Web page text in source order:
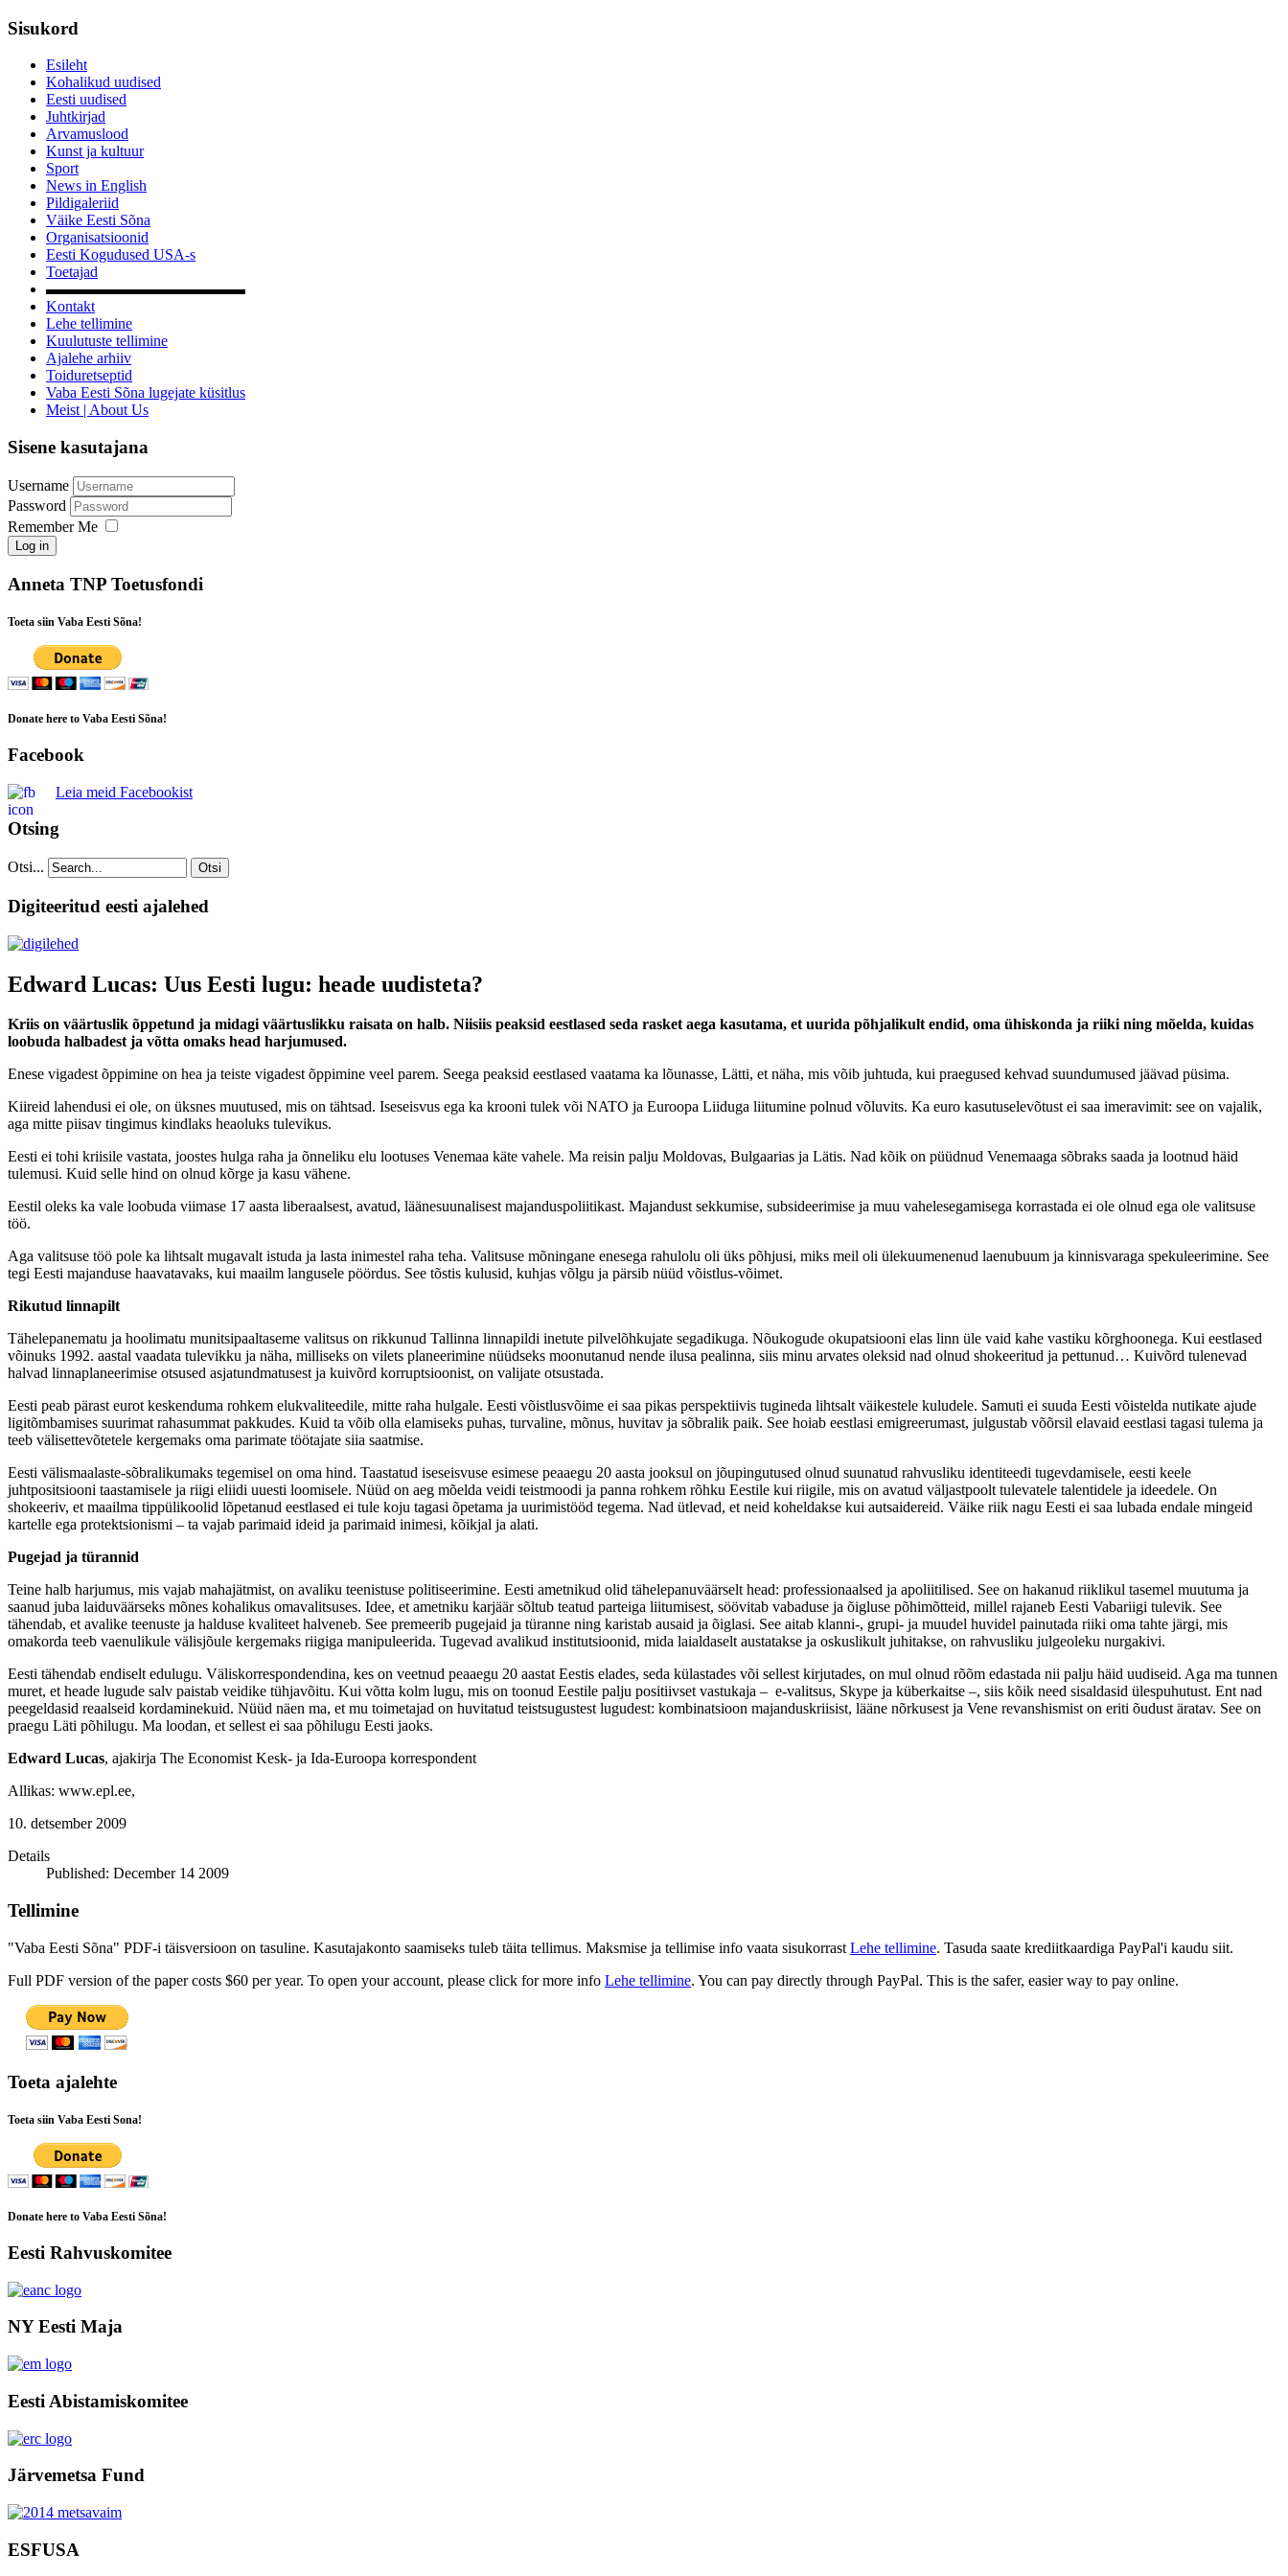
Sisukord
Esileht
Kohalikud uudised
Eesti uudised
Juhtkirjad
Arvamuslood
Kunst ja kultuur
Sport
News in English
Pildigaleriid
Väike Eesti Sõna
Organisatsioonid
Eesti Kogudused USA-s
Toetajad
▬▬▬▬▬▬▬▬▬▬▬▬▬
Kontakt
Lehe tellimine
Kuulutuste tellimine
Ajalehe arhiiv
Toiduretseptid
Vaba Eesti Sõna lugejate küsitlus
Meist | About Us
Sisene kasutajana
Username
Password
Remember Me
Log in
Anneta TNP Toetusfondi
Toeta siin Vaba Eesti Sõna!
Donate here to Vaba Eesti Sõna!
Facebook
Leia meid Facebookist
Otsing
Otsi... Otsi
Digiteeritud eesti ajalehed
Edward Lucas: Uus Eesti lugu: heade uudisteta?
Kriis on väärtuslik õppetund ja midagi väärtuslikku raisata on halb. Niisiis peaksid eestlased seda rasket aega kasutama, et uurida põhjalikult endid, oma ühiskonda ja riiki ning mõelda, kuidas
loobuda halbadest ja võtta omaks head harjumused.
Enese vigadest õppimine on hea ja teiste vigadest õppimine veel parem. Seega peaksid eestlased vaatama ka lõunasse, Lätti, et näha, mis võib juhtuda, kui praegused kehvad suundumused jäävad püsima.
Kiireid lahendusi ei ole, on üksnes muutused, mis on tähtsad. Iseseisvus ega ka krooni tulek või NATO ja Euroopa Liiduga liitumine polnud võluvits. Ka euro kasutuselevõtust ei saa imeravimit: see on vajalik,
aga mitte piisav tingimus kindlaks heaoluks tulevikus.
Eesti ei tohi kriisile vastata, joostes hulga raha ja õnneliku elu lootuses Venemaa käte vahele. Ma reisin palju Moldovas, Bulgaarias ja Lätis. Nad kõik on püüdnud Venemaaga sõbraks saada ja lootnud häid
tulemusi. Kuid selle hind on olnud kõrge ja kasu vähene.
Eestil oleks ka vale loobuda viimase 17 aasta liberaalsest, avatud, läänesuunalisest majanduspoliitikast. Majandust sekkumise, subsideerimise ja muu vahelesegamisega korrastada ei ole olnud ega ole valitsuse
töö.
Aga valitsuse töö pole ka lihtsalt mugavalt istuda ja lasta inimestel raha teha. Valitsuse mõningane enesega rahulolu oli üks põhjusi, miks meil oli ülekuumenenud laenubuum ja kinnisvaraga spekuleerimine. See
tegi Eesti majanduse haavatavaks, kui maailm langusele pöördus. See tõstis kulusid, kuhjas võlgu ja pärsib nüüd võistlus-võimet.
Rikutud linnapilt
Tähelepanematu ja hoolimatu munitsipaaltaseme valitsus on rikkunud Tallinna linnapildi inetute pilvelõhkujate segadikuga. Nõukogude okupatsiooni elas linn üle vaid kahe vastiku kõrghoonega. Kui eestlased
võinuks 1992. aastal vaadata tulevikku ja näha, milliseks on vilets planeerimine nüüdseks moonutanud nende ilusa pealinna, siis minu arvates oleksid nad olnud shokeeritud ja pettunud… Kuivõrd tulenevad
halvad linnaplaneerimise otsused asjatundmatusest ja kuivõrd korruptsioonist, on valijate otsustada.
Eesti peab pärast eurot keskenduma rohkem elukvaliteedile, mitte raha hulgale. Eesti võistlusvõime ei saa pikas perspektiivis tugineda lihtsalt väikestele kuludele. Samuti ei suuda Eesti võistelda nutikate ajude
ligitõmbamises suurimat rahasummat pakkudes. Kuid ta võib olla elamiseks puhas, turvaline, mõnus, huvitav ja sõbralik paik. See hoiab eestlasi emigreerumast, julgustab võõrsil elavaid eestlasi tagasi tulema ja
teeb välisettevõtetele kergemaks oma parimate töötajate siia saatmise.
Eesti välismaalaste-sõbralikumaks tegemisel on oma hind. Taastatud iseseisvuse esimese peaaegu 20 aasta jooksul on jõupingutused olnud suunatud rahvusliku identiteedi tugevdamisele, eesti keele
juhtpositsiooni taastamisele ja riigi eliidi uuesti loomisele. Nüüd on aeg mõelda veidi teistmoodi ja panna rohkem rõhku Eestile kui riigile, mis on avatud väljastpoolt tulevatele talentidele ja ideedele. On
shokeeriv, et maailma tippülikoolid lõpetanud eestlased ei tule koju tagasi õpetama ja uurimistööd tegema. Nad ütlevad, et neid koheldakse kui autsaidereid. Väike riik nagu Eesti ei saa lubada endale mingeid
kartelle ega protektsionismi – ta vajab parimaid ideid ja parimaid inimesi, kõikjal ja alati.
Pugejad ja türannid
Teine halb harjumus, mis vajab mahajätmist, on avaliku teenistuse politiseerimine. Eesti ametnikud olid tähelepanuväärselt head: professionaalsed ja apoliitilised. See on hakanud riiklikul tasemel muutuma ja
saanud juba laiduväärseks mõnes kohalikus omavalitsuses. Idee, et ametniku karjäär sõltub teatud parteiga liitumisest, söövitab vabaduse ja õigluse põhimõtteid, millel rajaneb Eesti Vabariigi tulevik. See
tähendab, et avalike teenuste ja halduse kvaliteet halveneb. See premeerib pugejaid ja türanne ning karistab ausaid ja õiglasi. See aitab klanni-, grupi- ja muudel huvidel painutada riiki oma tahte järgi, mis
omakorda teeb vaenulikule välisjõule kergemaks riigiga manipuleerida. Tugevad avalikud institutsioonid, mida laialdaselt austatakse ja oskuslikult juhitakse, on rahvusliku julgeoleku nurgakivi.
Eesti tähendab endiselt edulugu. Väliskorrespondendina, kes on veetnud peaaegu 20 aastat Eestis elades, seda külastades või sellest kirjutades, on mul olnud rõõm edastada nii palju häid uudiseid. Aga ma tunnen
muret, et heade lugude salv paistab veidike tühjavõitu. Kui võtta kolm lugu, mis on toonud Eestile palju positiivset vastukaja – e-valitsus, Skype ja küberkaitse –, siis kõik need sisaldasid ülespuhutust. Ent nad
peegeldasid reaalseid kordaminekuid. Nüüd näen ma, et mu toimetajad on huvitatud teistsugustest lugudest: kombinatsioon majanduskriisist, lääne nõrkusest ja Vene revanshismist on eriti õudust äratav. See on
praegu Läti põhilugu. Ma loodan, et sellest ei saa põhilugu Eesti jaoks.
Edward Lucas, ajakirja The Economist Kesk- ja Ida-Euroopa korrespondent
Allikas: www.epl.ee,
10. detsember 2009
Details
Published: December 14 2009
Tellimine
"Vaba Eesti Sõna" PDF-i täisversioon on tasuline. Kasutajakonto saamiseks tuleb täita tellimus. Maksmise ja tellimise info vaata sisukorrast Lehe tellimine. Tasuda saate krediitkaardiga PayPal'i kaudu siit.
Full PDF version of the paper costs $60 per year. To open your account, please click for more info Lehe tellimine. You can pay directly through PayPal. This is the safer, easier way to pay online.
Toeta ajalehte
Toeta siin Vaba Eesti Sona!
Donate here to Vaba Eesti Sõna!
Eesti Rahvuskomitee
NY Eesti Maja
Eesti Abistamiskomitee
Järvemetsa Fund
ESFUSA